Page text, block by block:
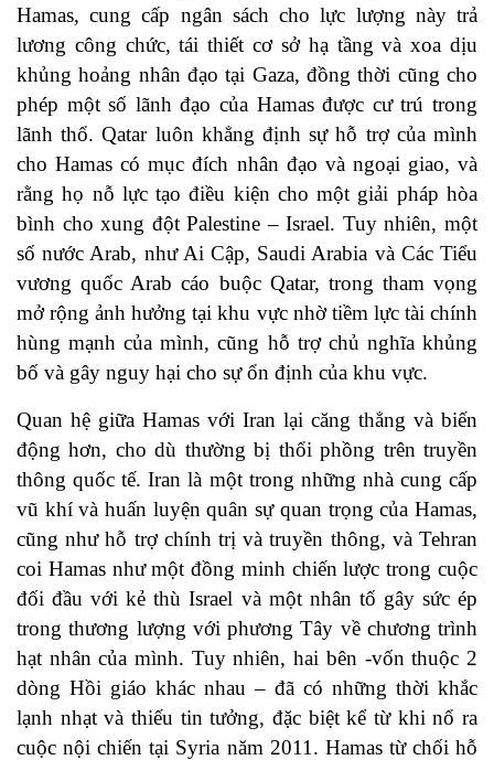
Hamas, cung cấp ngân sách cho lực lượng này trả
lương công chức, tái thiết cơ sở hạ tầng và xoa dịu
khủng hoảng nhân đạo tại Gaza, đồng thời cũng cho
phép một số lãnh đạo của Hamas được cư trú trong
lãnh thổ. Qatar luôn khẳng định sự hỗ trợ của mình
cho Hamas có mục đích nhân đạo và ngoại giao, và
rằng họ nỗ lực tạo điều kiện cho một giải pháp hòa
bình cho xung đột Palestine – Israel. Tuy nhiên, một
số nước Arab, như Ai Cập, Saudi Arabia và Các Tiểu
vương quốc Arab cáo buộc Qatar, trong tham vọng
mở rộng ảnh hưởng tại khu vực nhờ tiềm lực tài chính
hùng mạnh của mình, cũng hỗ trợ chủ nghĩa khủng
bố và gây nguy hại cho sự ổn định của khu vực.
Quan hệ giữa Hamas với Iran lại căng thẳng và biến
động hơn, cho dù thường bị thổi phồng trên truyền
thông quốc tế. Iran là một trong những nhà cung cấp
vũ khí và huấn luyện quân sự quan trọng của Hamas,
cũng như hỗ trợ chính trị và truyền thông, và Tehran
coi Hamas như một đồng minh chiến lược trong cuộc
đối đầu với kẻ thù Israel và một nhân tố gây sức ép
trong thương lượng với phương Tây về chương trình
hạt nhân của mình. Tuy nhiên, hai bên -vốn thuộc 2
dòng Hồi giáo khác nhau – đã có những thời khắc
lạnh nhạt và thiếu tin tưởng, đặc biệt kể từ khi nổ ra
cuộc nội chiến tại Syria năm 2011. Hamas từ chối hỗ